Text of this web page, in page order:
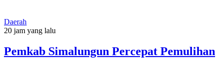
Daerah
20 jam yang lalu
Pemkab Simalungun Percepat Pemulihan